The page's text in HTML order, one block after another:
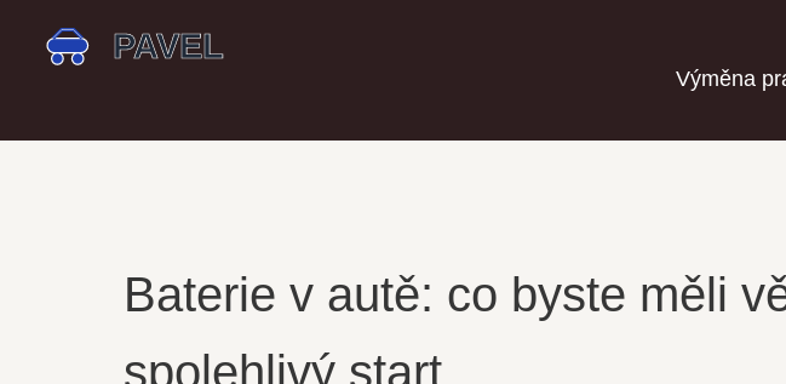
Výměna
Baterie v autě: co byste měli
spolehlivý start